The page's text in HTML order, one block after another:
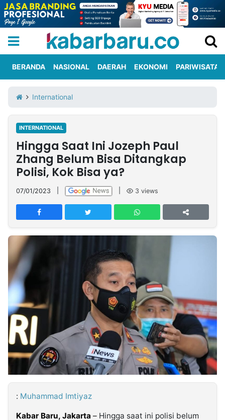
Iklan
Berita
Kami
Nasional
International
Olahraga
Entertainment
Daerah
Pariwisata
Kuliner
Kolom
Network
PT
TREETAN
INDONESIA
Partner
Insight
NTB
Suara
Time
Lens
IDN
Daily
Jogja
Jalan
Rakyat
Idealita
News
Notice
Dinamikapost.com
Radar
Baru
Seedbacklink
Follow
Kabarbaru
BERANDA NASIONAL DAERAH EKONOMI PARIWISATA
International
INTERNATIONAL
Hingga Saat Ini Jozeph Paul
Zhang Belum Bisa Ditangkap
Polisi, Kok Bisa ya?
07/01/2023 3 views
: Muhammad Imtiyaz
Kabar Baru, Jakarta – Hingga saat ini polisi belum